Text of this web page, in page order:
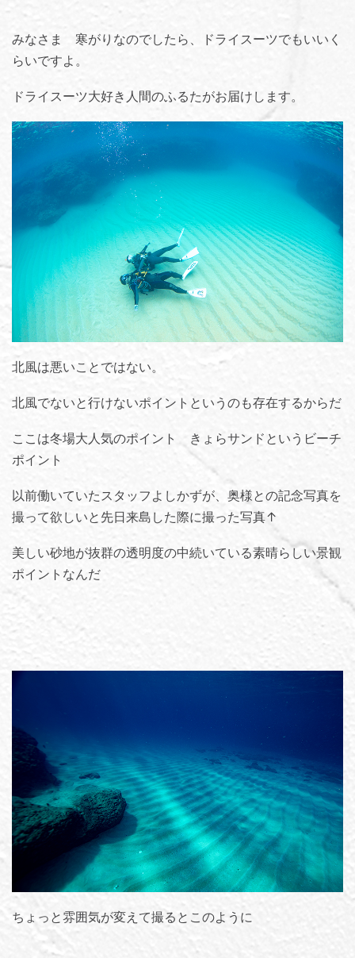
みなさま 寒がりなのでしたら、ドライスーツでもいいく
らいですよ。
ドライスーツ大好き人間のふるたがお届けします。
北風は悪いことではない。
北風でないと行けないポイントというのも存在するからだ
ここは冬場大人気のポイント きょらサンドというビーチ
ポイント
以前働いていたスタッフよしかずが、奥様との記念写真を
撮って欲しいと先日来島した際に撮った写真↑
美しい砂地が抜群の透明度の中続いている素晴らしい景観
ポイントなんだ
ちょっと雰囲気が変えて撮るとこのように